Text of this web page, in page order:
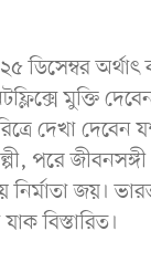
অর্থাৎ
মুক্তি
দেখা
পরে
জয়।
বিস্তারিত।